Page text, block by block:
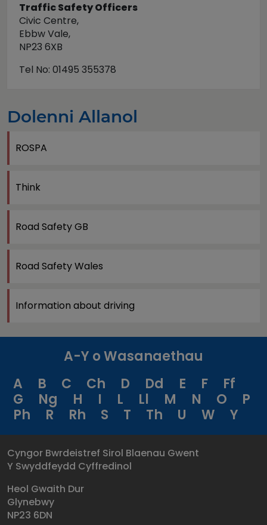
Traffic Safety Officers
Civic Centre,
Ebbw Vale,
NP23 6XB
Tel No: 01495 355378
Dolenni Allanol
ROSPA
Think
Road Safety GB
Road Safety Wales
Information about driving
A-Y o Wasanaethau
A
B C Ch D Dd E F
Ff
G
Ng H I L Ll M N O
P
Ph
R Rh S T Th U W Y
Cyngor Bwrdeistref Sirol Blaenau Gwent
Y Swyddfeydd Cyffredinol
Heol Gwaith Dur
Glynebwy
NP23 6DN